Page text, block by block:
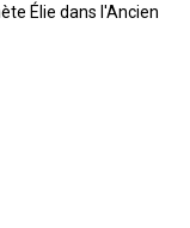
Élie dans l'Ancien